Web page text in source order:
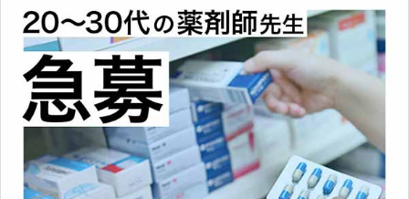
データを利活用し、またシステム管理できるこ
とは、病院薬剤師を中心に大きな武器になりま
す。